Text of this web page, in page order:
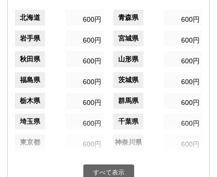
北海道 600円 青森県 600円
岩手県 600円 宮城県 600円
秋田県 600円 山形県 600円
福島県 600円 茨城県 600円
栃木県 600円 群馬県 600円
埼玉県 600円 千葉県 600円
東京都 600円 神奈川県 600円
600円 富山県
すべて表示